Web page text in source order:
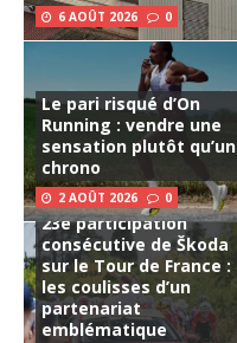
6 AOÛT 2026 0
Le pari risqué d’On
Running : vendre une
sensation plutôt qu’un
chrono
2 AOÛT 2026 0
23e participation
consécutive de Škoda
sur le Tour de France :
les coulisses d’un
partenariat
emblématique